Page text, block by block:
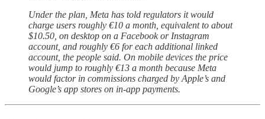
Under the plan, Meta has told regulators it would
charge users roughly €10 a month, equivalent to about
$10.50, on desktop on a Facebook or Instagram
account, and roughly €6 for each additional linked
account, the people said. On mobile devices the price
would jump to roughly €13 a month because Meta
would factor in commissions charged by Apple’s and
Google’s app stores on in-app payments.